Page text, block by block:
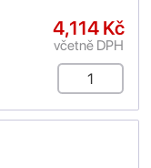
4,114 Kč
včetně DPH